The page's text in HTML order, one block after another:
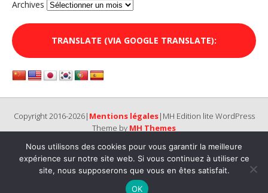
Archives
TRANSLATE (VIA GOOGLE TRANSLATE):
Copyright 2016-2026| Mentions légales|MH Edition lite WordPress
Theme by MH Themes
Nous utilisons des cookies pour vous garantir la meilleure
expérience sur notre site web. Si vous continuez à utiliser ce
site, nous supposerons que vous en êtes satisfait.
OK